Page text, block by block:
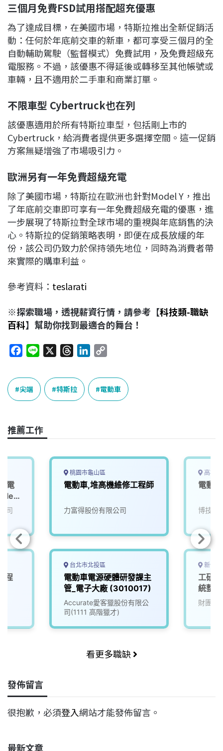
三個月免費FSD試用搭配超充優惠
為了達成目標，在美國市場，特斯拉推出全新促銷活
動：任何於年底前交車的新車，都可享受三個月的全
自動輔助駕駛（監督模式）免費試用，及免費超級充
電服務。不過，該優惠不得延後或轉移至其他帳號或
車輛，且不適用於二手車和商業訂單。
不限車型 Cybertruck也在列
該優惠適用於所有特斯拉車型，包括剛上市的
Cybertruck，給消費者提供更多選擇空間。這一促銷
方案無疑增強了市場吸引力。
歐洲另有一年免費超級充電
除了美國市場，特斯拉在歐洲也針對Model Y，推出
了年底前交車即可享有一年免費超級充電的優惠，進
一步展現了特斯拉對全球市場的重視與年底銷售的決
心。特斯拉的促銷策略表明，即便在成長放緩的年
份，該公司仍致力於保持領先地位，同時為消費者帶
來實際的購車利益。
參考資料： teslarati
※探索職場，透視薪資行情，請參考【科技類-職缺
百科】幫助你找到最適合的舞台！
c
e
b
o
k
e
r
e
a
n
e
n
p
y
L
k
尖端 特斯拉 電動車
推薦工作
電
司
程
桃園市龜山區
電動車,堆高機維修工程師
力富得股份有限公司
台北市北投區
電動車電源硬體研發課主
管_電子大廠 (3010017)
Accurate愛客獵股份有限公
司(1111 高階獵才)
高雄
電動
博技科
新竹
工研
統整
財團法
看更多職缺
發佈留言
很抱歉，必須登入網站才能發佈留言。
最新文章